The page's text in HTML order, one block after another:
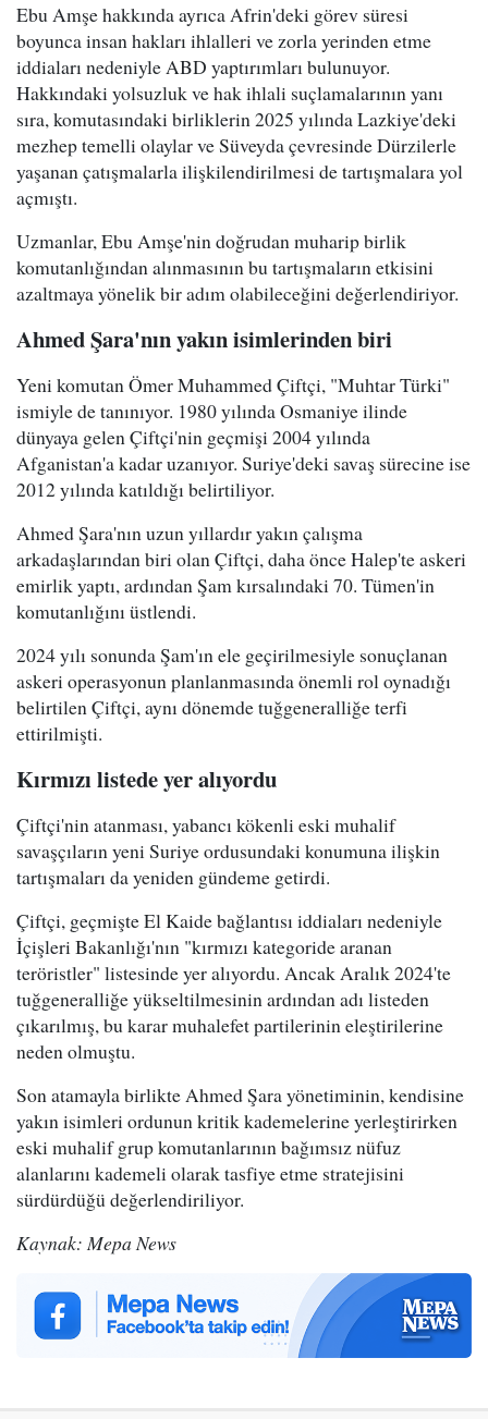
Ebu Amşe hakkında ayrıca Afrin'deki görev süresi
boyunca insan hakları ihlalleri ve zorla yerinden etme
iddiaları nedeniyle ABD yaptırımları bulunuyor.
Hakkındaki yolsuzluk ve hak ihlali suçlamalarının yanı
sıra, komutasındaki birliklerin 2025 yılında Lazkiye'deki
mezhep temelli olaylar ve Süveyda çevresinde Dürzilerle
yaşanan çatışmalarla ilişkilendirilmesi de tartışmalara yol
açmıştı.
Uzmanlar, Ebu Amşe'nin doğrudan muharip birlik
komutanlığından alınmasının bu tartışmaların etkisini
azaltmaya yönelik bir adım olabileceğini değerlendiriyor.
Ahmed Şara'nın yakın isimlerinden biri
Yeni komutan Ömer Muhammed Çiftçi, "Muhtar Türki"
ismiyle de tanınıyor. 1980 yılında Osmaniye ilinde
dünyaya gelen Çiftçi'nin geçmişi 2004 yılında
Afganistan'a kadar uzanıyor. Suriye'deki savaş sürecine ise
2012 yılında katıldığı belirtiliyor.
Ahmed Şara'nın uzun yıllardır yakın çalışma
arkadaşlarından biri olan Çiftçi, daha önce Halep'te askeri
emirlik yaptı, ardından Şam kırsalındaki 70. Tümen'in
komutanlığını üstlendi.
2024 yılı sonunda Şam'ın ele geçirilmesiyle sonuçlanan
askeri operasyonun planlanmasında önemli rol oynadığı
belirtilen Çiftçi, aynı dönemde tuğgeneralliğe terfi
ettirilmişti.
Kırmızı listede yer alıyordu
Çiftçi'nin atanması, yabancı kökenli eski muhalif
savaşçıların yeni Suriye ordusundaki konumuna ilişkin
tartışmaları da yeniden gündeme getirdi.
Çiftçi, geçmişte El Kaide bağlantısı iddiaları nedeniyle
İçişleri Bakanlığı'nın "kırmızı kategoride aranan
teröristler" listesinde yer alıyordu. Ancak Aralık 2024'te
tuğgeneralliğe yükseltilmesinin ardından adı listeden
çıkarılmış, bu karar muhalefet partilerinin eleştirilerine
neden olmuştu.
Son atamayla birlikte Ahmed Şara yönetiminin, kendisine
yakın isimleri ordunun kritik kademelerine yerleştirirken
eski muhalif grup komutanlarının bağımsız nüfuz
alanlarını kademeli olarak tasfiye etme stratejisini
sürdürdüğü değerlendiriliyor.
Kaynak: Mepa News